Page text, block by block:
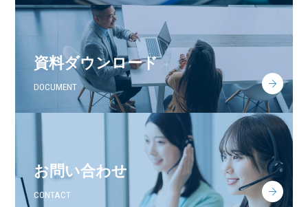
資料ダウンロード
DOCUMENT
お問い合わせ
CONTACT